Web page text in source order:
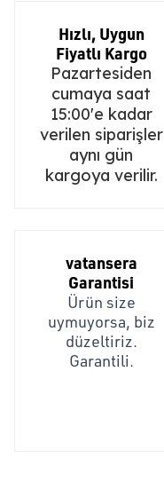
Hızlı, Uygun
Fiyatlı Kargo
Pazartesiden
cumaya saat
15:00'e kadar
verilen siparişler
aynı gün
kargoya verilir.
vatansera
Garantisi
Ürün size
uymuyorsa, biz
düzeltiriz.
Garantili.